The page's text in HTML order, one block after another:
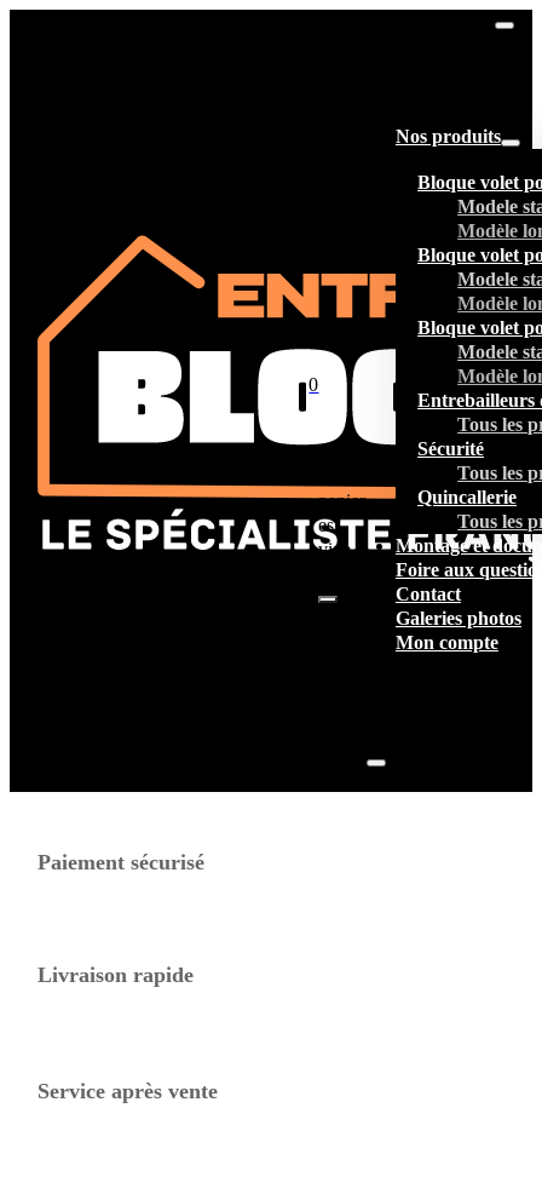
Nos produits
Bloque volet
Modele
Modèle
Bloque volet
Modele
Modèle
Bloque volet
Modele
Modèle
Entrebailleurs
Tous les
Sécurité
Tous les
Quincallerie
Tous les
Montage et
Foire aux
Contact
Galeries photos
Mon compte
0
panier
est
vide.
Paiement sécurisé
Livraison rapide
Service après vente